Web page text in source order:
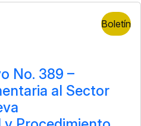
Boletín
No. 389 –
al Sector